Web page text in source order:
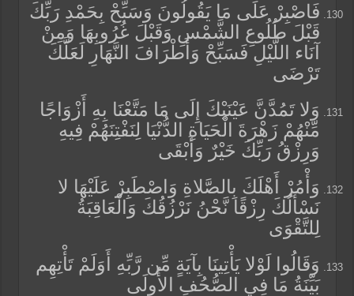
فَاصْبِرْ عَلَى مَا يَقُولُونَ وَسَبِّحْ بِحَمْدِ رَبِّكَ
قَبْلَ طُلُوعِ الشَّمْسِ وَقَبْلَ غُرُوبِهَا وَمِنْ
آنَاء اللَّيْلِ فَسَبِّحْ وَأَطْرَافَ النَّهَارِ لَعَلَّكَ
تَرْضَى
وَلا تَمُدَّنَّ عَيْنَيْكَ إِلَى مَا مَتَّعْنَا بِهِ أَزْوَاجًا
مِّنْهُمْ زَهْرَةَ الْحَيَاةِ الدُّنْيَا لِنَفْتِنَهُمْ فِيهِ
وَرِزْقُ رَبِّكَ خَيْرٌ وَأَبْقَى
وَأْمُرْ أَهْلَكَ بِالصَّلاةِ وَاصْطَبِرْ عَلَيْهَا لا
نَسْأَلُكَ رِزْقًا نَّحْنُ نَرْزُقُكَ وَالْعَاقِبَةُ
لِلتَّقْوَى
وَقَالُوا لَوْلا يَأْتِينَا بِآيَةٍ مِّن رَّبِّهِ أَوَلَمْ تَأْتِهِم
بَيِّنَةُ مَا فِي الصُّحُفِ الأُولَى